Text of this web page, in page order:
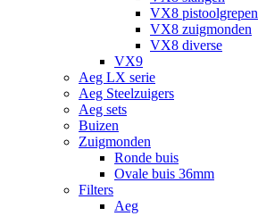
VX8 pistoolgrepen
VX8 zuigmonden
VX8 diverse
VX9
Aeg LX serie
Aeg Steelzuigers
Aeg sets
Buizen
Zuigmonden
Ronde buis
Ovale buis 36mm
Filters
Aeg